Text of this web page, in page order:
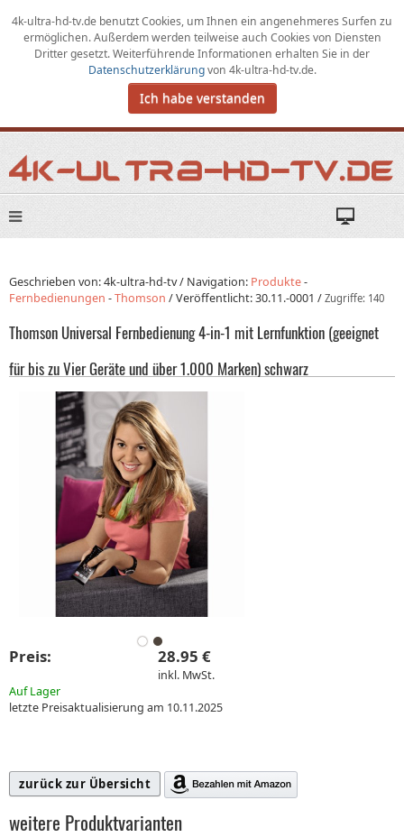
4k-ultra-hd-tv.de benutzt Cookies, umIhnen ein angenehmeres Surfen zu
ermöglichen.Außerdem werden teilweise auch Cookies von Diensten
Dritter gesetzt. Weiterführende Informationen erhalten Sie in der
Datenschutzerklärungvon 4k-ultra-hd-tv.de.
Ich habe verstanden
Geschrieben von: 4k-ultra-hd-tv / Navigation: Produkte-
Fernbedienungen -Thomson /Veröffentlicht:30.11.-0001 / Zugriffe: 140
Thomson Universal Fernbedienung 4-in-1 mit Lernfunktion (geeignet
für bis zu Vier Geräte und über 1.000 Marken) schwarz
Preis: 28.95 €
inkl. MwSt.
Auf Lager
letzte Preisaktualisierung am 10.11.2025
zurück zur Übersicht
weitere Produktvarianten